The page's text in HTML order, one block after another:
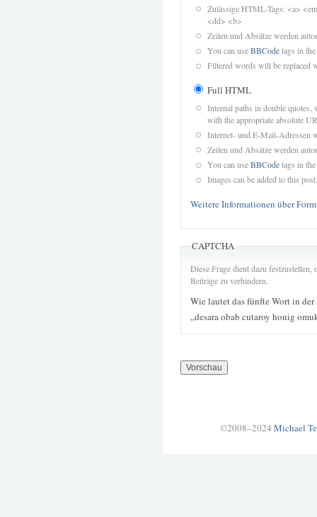
Zulässige HTML-Tags: <a>
<dd> <b>
Zeilen und Absätze werden
You can useBBCodetags in
Filtered words will be replaced
Full HTML
Internal paths in double quotes,
with the appropriate absolute
Internet- und E-Mail-Adressen
Zeilen und Absätze werden
You can useBBCodetags in
Images can be added to this post.
Weitere Informationen über
CAPTCHA
Diese Frage dient dazu
Beiträge zu verhindern.
Wie lautet das fünfte Wort in der
„desara obab cutaroy honig
©2008–2024 Michael